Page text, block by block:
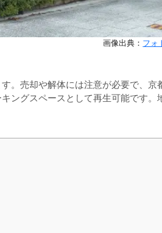
画像出典： フォ
。売却や解体には注意が必要で、京
ングスペースとして再生可能です。